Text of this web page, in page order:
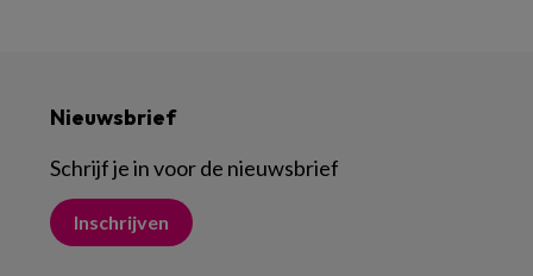
Nieuwsbrief
Schrijf je in voor de nieuwsbrief
Inschrijven